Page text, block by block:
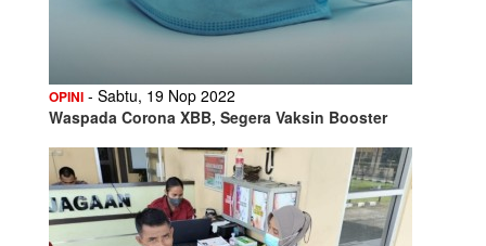
OPINI - Sabtu, 19 Nop 2022
Waspada Corona XBB, Segera Vaksin Booster